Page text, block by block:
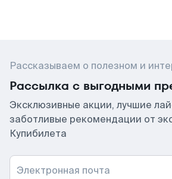
Рассказываем о полезном и
Рассылка с выгодными
Эксклюзивные акции, лучшие
заботливые рекомендации от
Купибилета
Электронная почта